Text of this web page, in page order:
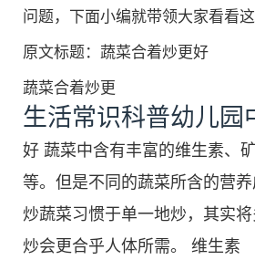
问题，下面小编就带领大家看看这
原文标题：蔬菜合着炒更好
蔬菜合着炒更
生活常识科普幼儿园
好 蔬菜中含有丰富的维生素、
等。但是不同的蔬菜所含的营
炒蔬菜习惯于单一地炒，其实
炒会更合乎人体所需。 维生素